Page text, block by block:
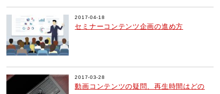
2017-04-18
セミナーコンテンツ企画の進め方
2017-03-28
動画コンテンツの疑問、再生時間はどの